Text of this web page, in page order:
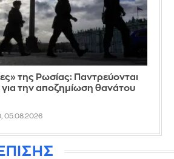
της Ρωσίας: Παντρεύονται
την αποζημίωση θανάτου
05.08.2026